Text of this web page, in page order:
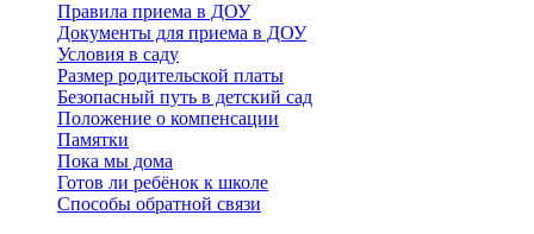
Правила приема в ДОУ
Документы для приема в ДОУ
Условия в саду
Размер родительской платы
Безопасный путь в детский сад
Положение о компенсации
Памятки
Пока мы дома
Готов ли ребёнок к школе
Способы обратной связи